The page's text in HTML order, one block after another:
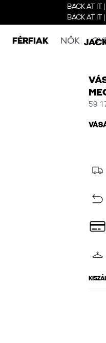
BACK AT IT
BACK AT IT
FÉRFIAK NŐK
59